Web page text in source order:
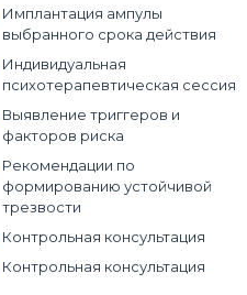
в наркологическую клинику
Имплантация ампулы
выбранного срока действия
Индивидуальная
психотерапевтическая сессия
Выявление триггеров и
факторов риска
Рекомендации по
формированию устойчивой
трезвости
Контрольная консультация
Контрольная консультация